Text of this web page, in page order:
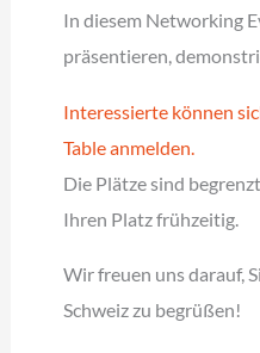
In diesem Networking
präsentieren,
Interessierte können
Table anmelden.
Die Plätze sind
Ihren Platz frühzeitig.
Wir freuen uns darauf,
Schweiz zu begrüßen!